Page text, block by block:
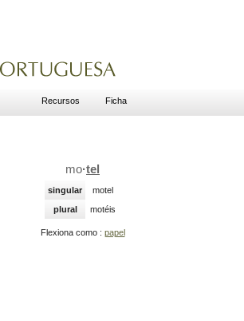
Recursos Ficha
mo·tel
singular
motel
plural
motéis
Flexiona como : papel